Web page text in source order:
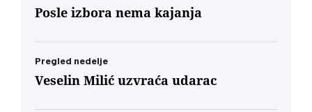
Posle izbora nema kajanja
Pregled nedelje
Veselin Milić uzvraća udarac